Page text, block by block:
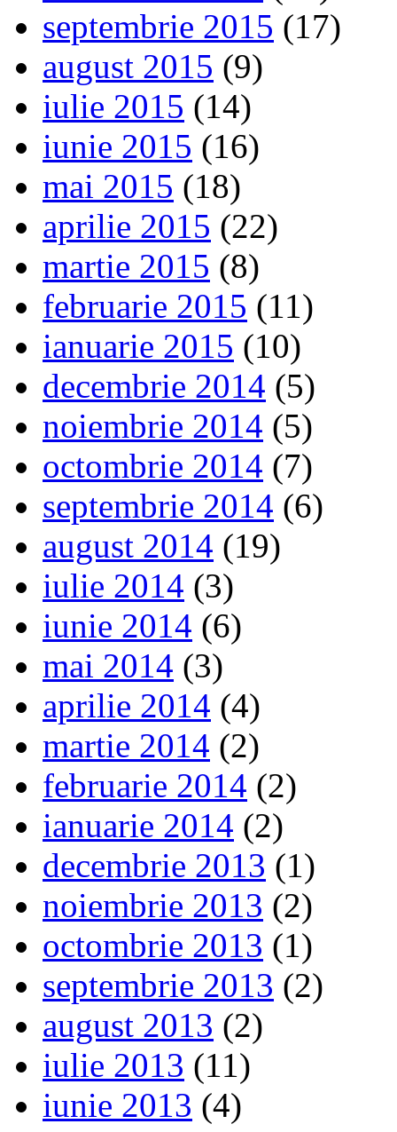
septembrie 2015 (17)
august 2015 (9)
iulie 2015 (14)
iunie 2015 (16)
mai 2015 (18)
aprilie 2015 (22)
martie 2015 (8)
februarie 2015 (11)
ianuarie 2015 (10)
decembrie 2014 (5)
noiembrie 2014 (5)
octombrie 2014 (7)
septembrie 2014 (6)
august 2014 (19)
iulie 2014 (3)
iunie 2014 (6)
mai 2014 (3)
aprilie 2014 (4)
martie 2014 (2)
februarie 2014 (2)
ianuarie 2014 (2)
decembrie 2013 (1)
noiembrie 2013 (2)
octombrie 2013 (1)
septembrie 2013 (2)
august 2013 (2)
iulie 2013 (11)
iunie 2013 (4)